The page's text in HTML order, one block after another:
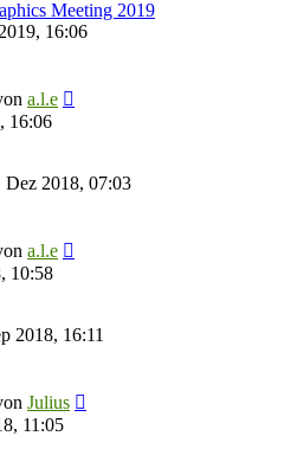
Meeting 2019
16:06
a.l.e
16:06
Dez 2018, 07:03
a.l.e
10:58
2018, 16:11
Julius
11:05